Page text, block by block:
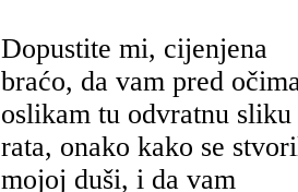
Dopustite mi, cijenjena
braćo, da vam pred
oslikam tu odvratnu sliku
rata, onako kako se
mojoj duši, i da vam